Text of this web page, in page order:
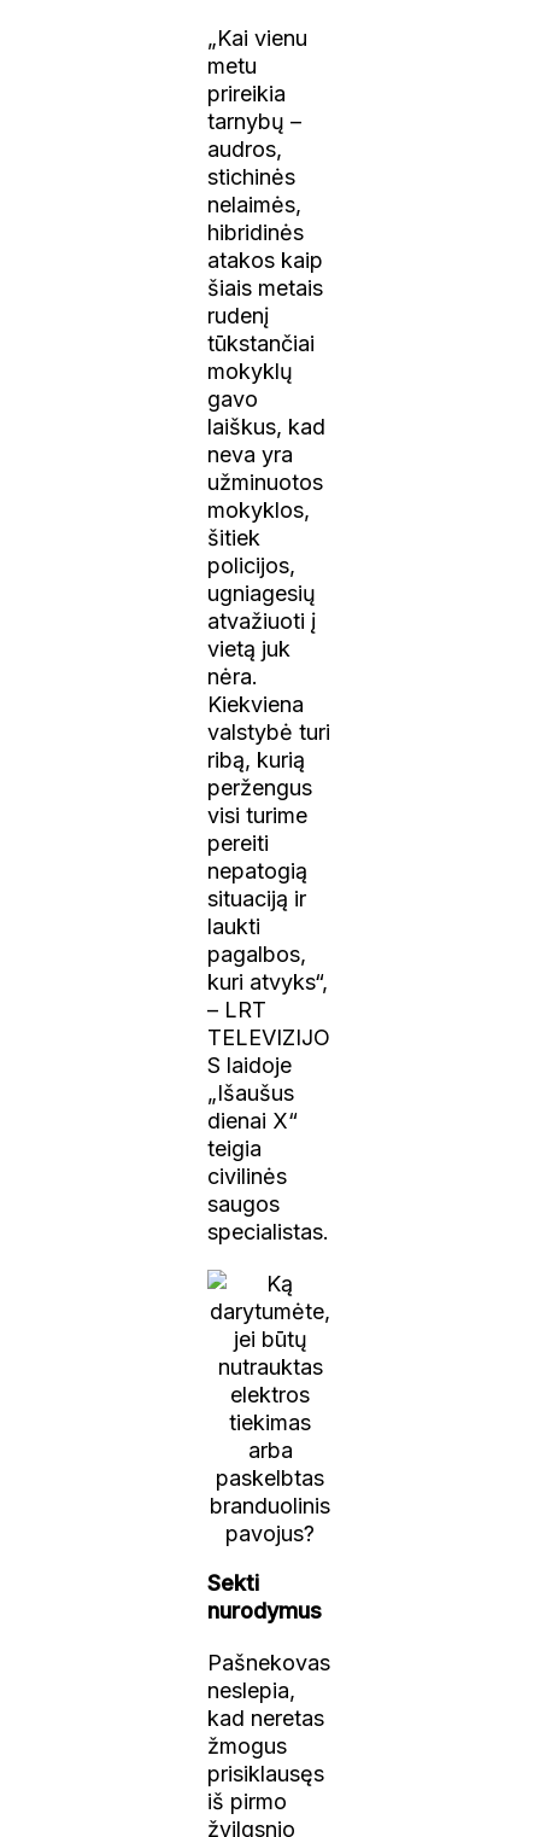
„Kai vienu
metu
prireikia
tarnybų –
audros,
stichinės
nelaimės,
hibridinės
atakos kaip
šiais metais
rudenį
tūkstančiai
mokyklų
gavo
laiškus, kad
neva yra
užminuotos
mokyklos,
šitiek
policijos,
ugniagesių
atvažiuoti į
vietą juk
nėra.
Kiekviena
valstybė turi
ribą, kurią
peržengus
visi turime
pereiti
nepatogią
situaciją ir
laukti
pagalbos,
kuri atvyks“,
– LRT
TELEVIZIJO
S laidoje
„Išaušus
dienai X“
teigia
civilinės
saugos
specialistas.
Sekti
nurodymus
Pašnekovas
neslepia,
kad neretas
žmogus
prisiklausęs
iš pirmo
žvilgsnio